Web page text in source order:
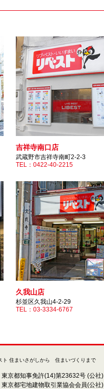
吉祥寺南口店
武蔵野市吉祥寺南町2-2-3
TEL：0422-40-2215
久我山店
杉並区久我山4-2-29
TEL：03-3334-6767
住まいさがしから 住まいづくりまで
東京都知事免許(14)第23632号 (公社)
東京都宅地建物取引業協会会員(公社)